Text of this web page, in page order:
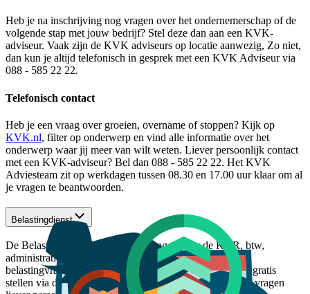
Heb je na inschrijving nog vragen over het ondernemerschap of de
volgende stap met jouw bedrijf? Stel deze dan aan een KVK-
adviseur. Vaak zijn de KVK adviseurs op locatie aanwezig, Zo niet,
dan kun je altijd telefonisch in gesprek met een KVK Adviseur via
088 - 585 22 22.
Telefonisch contact
Heb je een vraag over groeien, overname of stoppen? Kijk op
KVK.nl, filter op onderwerp en vind alle informatie over het
onderwerp waar jij meer van wilt weten. Liever persoonlijk contact
met een KVK-adviseur? Bel dan 088 - 585 22 22. Het KVK
Adviesteam zit op werkdagen tussen 08.30 en 17.00 uur klaar om al
je vragen te beantwoorden.
Belastingdienst
De Belastingdienst beantwoordt vragen over de KOR, btw,
administratie, inkomstenbelasting en algemene
belastingvragen. Belastingvragen kun je iedere werkdag gratis
stellen via de BelastingTelefoon (0800 - 05 43). Wil je je vragen